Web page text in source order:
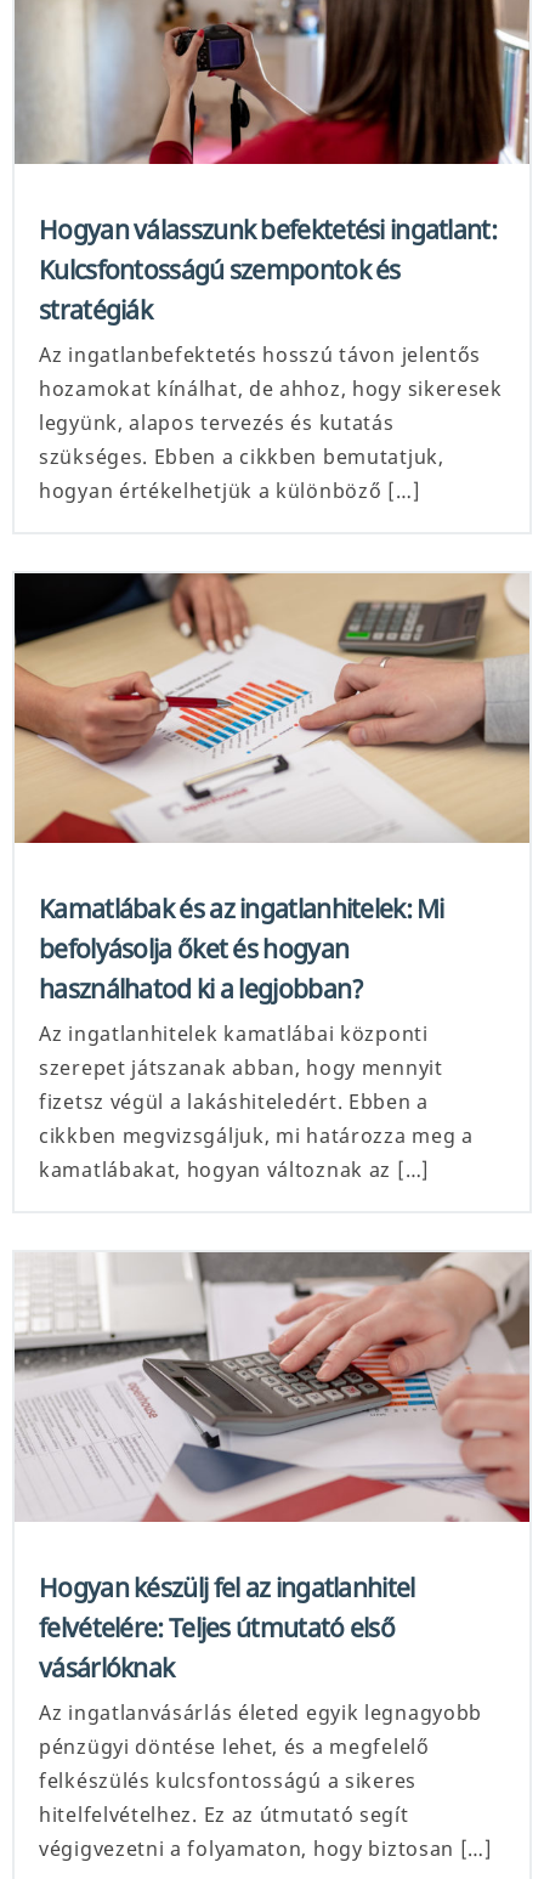
Hogyan válasszunk befektetési ingatlant:
Kulcsfontosságú szempontok és
stratégiák
Az ingatlanbefektetés hosszú távon jelentős
hozamokat kínálhat, de ahhoz, hogy sikeresek
legyünk, alapos tervezés és kutatás
szükséges. Ebben a cikkben bemutatjuk,
hogyan értékelhetjük a különböző […]
Kamatlábak és az ingatlanhitelek: Mi
befolyásolja őket és hogyan
használhatod ki a legjobban?
Az ingatlanhitelek kamatlábai központi
szerepet játszanak abban, hogy mennyit
fizetsz végül a lakáshiteledért. Ebben a
cikkben megvizsgáljuk, mi határozza meg a
kamatlábakat, hogyan változnak az […]
Hogyan készülj fel az ingatlanhitel
felvételére: Teljes útmutató első
vásárlóknak
Az ingatlanvásárlás életed egyik legnagyobb
pénzügyi döntése lehet, és a megfelelő
felkészülés kulcsfontosságú a sikeres
hitelfelvételhez. Ez az útmutató segít
végigvezetni a folyamaton, hogy biztosan […]